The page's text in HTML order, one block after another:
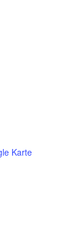
Karte